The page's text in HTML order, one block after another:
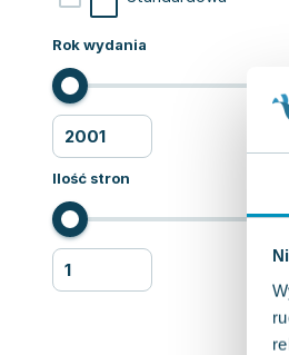
Rok wydania
Ilość stron